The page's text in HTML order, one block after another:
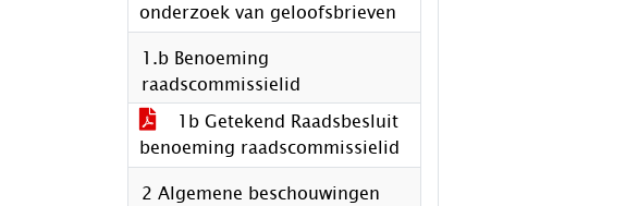
onderzoek van geloofsbrieven
1.b Benoeming
raadscommissielid
1b Getekend Raadsbesluit
benoeming raadscommissielid
2 Algemene beschouwingen